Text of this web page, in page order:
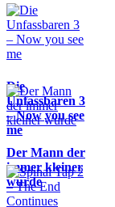
Die
Unfassbaren 3
– Now you see
me
Der Mann der
immer kleiner
wurde